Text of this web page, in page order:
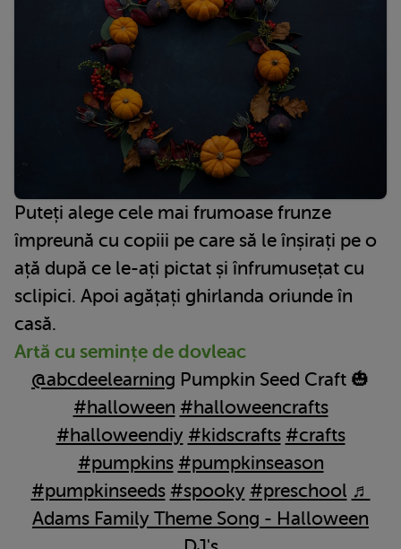
Puteți alege cele mai frumoase frunze
împreună cu copiii pe care să le înșirați pe o
ață după ce le-ați pictat și înfrumusețat cu
sclipici. Apoi agățați ghirlanda oriunde în
casă.
Artă cu semințe de dovleac
@abcdeelearning Pumpkin Seed Craft 🎃
#halloween #halloweencrafts
#halloweendiy #kidscrafts #crafts
#pumpkins #pumpkinseason
#pumpkinseeds #spooky #preschool ♬
Adams Family Theme Song - Halloween